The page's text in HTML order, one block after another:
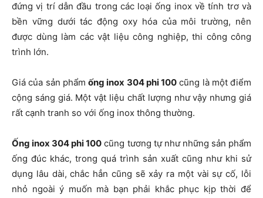
đứng vị trí dẫn đầu trong các loại ống inox về tính trơ và
bền vững dưới tác động oxy hóa của môi trường, nên
được dùng làm các vật liệu công nghiệp, thi công công
trình lớn.
Giá của sản phẩm ống inox 304 phi 100 cũng là một điểm
cộng sáng giá. Một vật liệu chất lượng như vậy nhưng giá
rất cạnh tranh so với ống inox thông thường.
Ống inox 304 phi 100 cũng tương tự như những sản phẩm
ống đúc khác, trong quá trình sản xuất cũng như khi sử
dụng lâu dài, chắc hẳn cũng sẽ xảy ra một vài sự cố, lỗi
nhỏ ngoài ý muốn mà bạn phải khắc phục kịp thời để